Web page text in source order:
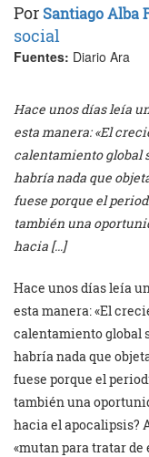
Por Santiago Alba
social
Fuentes: Diario Ara
Hace unos días leía
esta manera: «El
calentamiento global
habría nada que
fuese porque el
también una
hacia […]
Hace unos días leía
esta manera: «El
calentamiento global
habría nada que
fuese porque el
también una
hacia el apocalipsis?
«mutan para tratar de